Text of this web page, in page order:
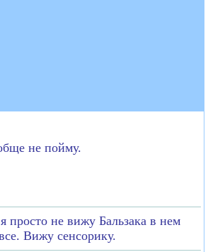
не пойму.
просто не вижу Бальзака в нем
Вижу сенсорику.